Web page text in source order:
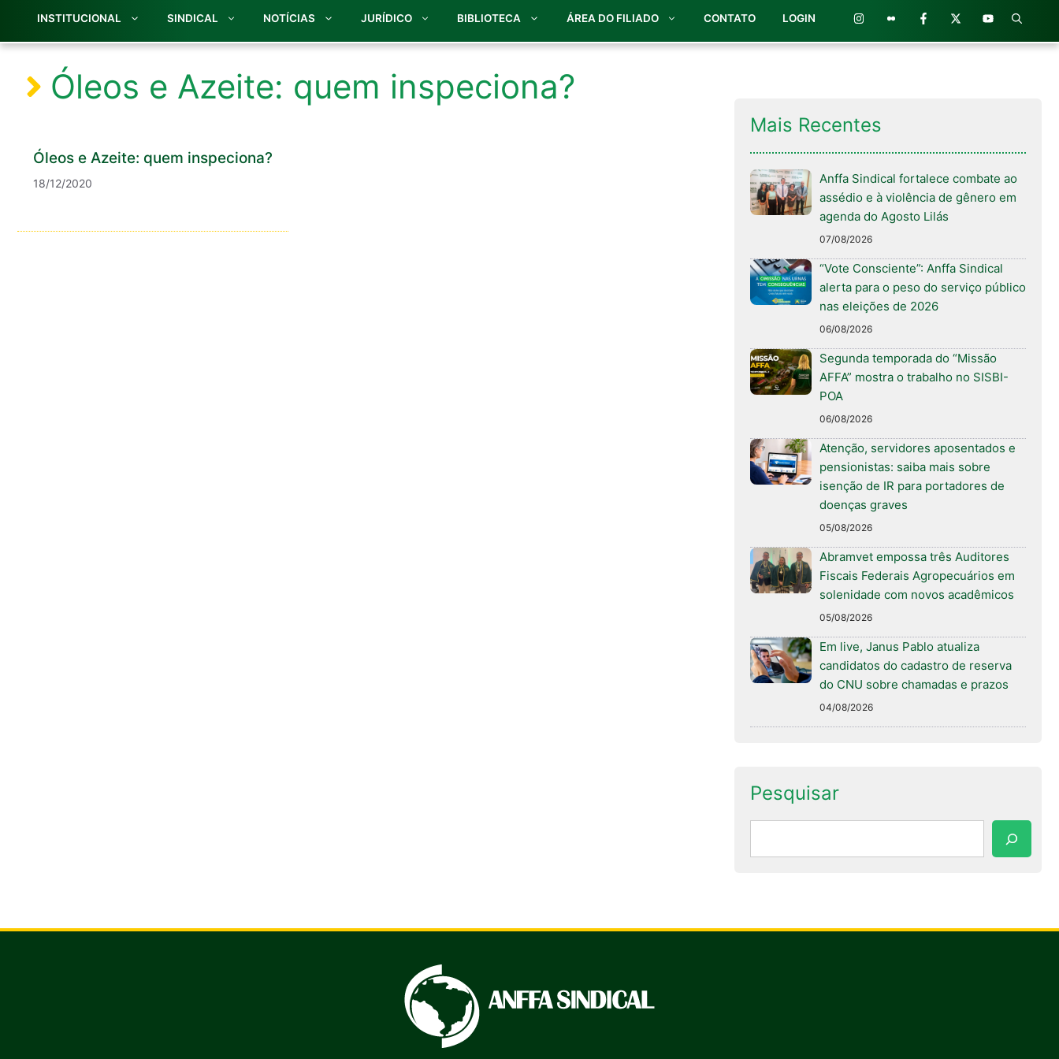
INSTITUCIONAL SINDICAL NOTÍCIAS JURÍDICO BIBLIOTECA ÁREA DO FILIADO CONTATO LOGIN
Óleos e Azeite: quem inspeciona?
Óleos e Azeite: quem inspeciona?
18/12/2020
Mais Recentes
Anffa Sindical fortalece combate ao
assédio e à violência de gênero em
agenda do Agosto Lilás
07/08/2026
“Vote Consciente”: Anffa Sindical
alerta para o peso do serviço público
nas eleições de 2026
06/08/2026
Segunda temporada do “Missão
AFFA” mostra o trabalho no SISBI-
POA
06/08/2026
Atenção, servidores aposentados e
pensionistas: saiba mais sobre
isenção de IR para portadores de
doenças graves
05/08/2026
Abramvet empossa três Auditores
Fiscais Federais Agropecuários em
solenidade com novos acadêmicos
05/08/2026
Em live, Janus Pablo atualiza
candidatos do cadastro de reserva
do CNU sobre chamadas e prazos
04/08/2026
Pesquisar